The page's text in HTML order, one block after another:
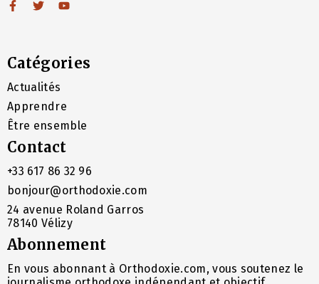
Catégories
Actualités
Apprendre
Être ensemble
Contact
+33 617 86 32 96
bonjour@orthodoxie.com
24 avenue Roland Garros
78140 Vélizy
Abonnement
En vous abonnant à Orthodoxie.com, vous soutenez le